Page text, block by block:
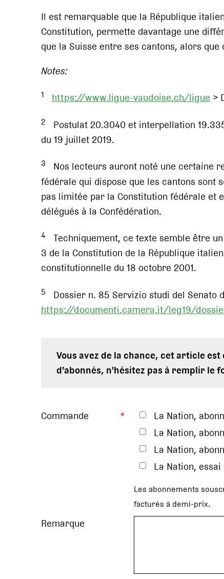
Il est remarquable que la République
Constitution, permette davantage une
que la Suisse entre ses cantons, alors
Notes:
1 https://www.ligue-vaudoise.ch/ligue >
2 Postulat 20.3040 et interpellation
du 19 juillet 2019.
3
Nos lecteurs auront noté une certaine
fédérale qui dispose que les cantons sont
pas limitée par la Constitution fédérale et
délégués à la Confédération.
4
Techniquement, ce texte semble être
3 de la Constitution de la République
constitutionnelle du 18 octobre 2001.
5
Dossier n. 85 Servizio studi del Senato
https://documenti.camera.it/leg19/
Vous avez de la chance, cet article
d'abonnés, n'hésitez pas à remplir le
Commande *
La Nation,
La Nation,
La Nation,
La Nation,
Les abonnements
facturés à demi-prix.
Remarque